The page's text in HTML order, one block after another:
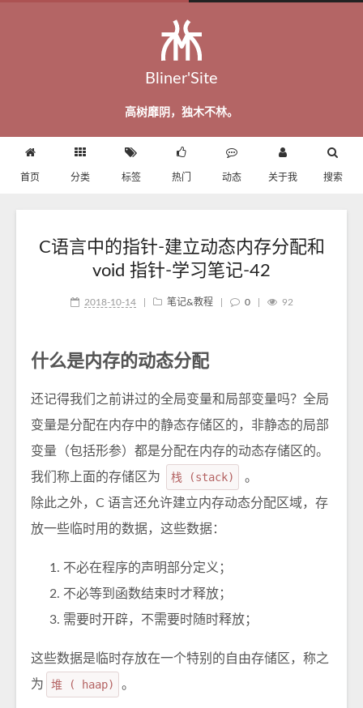
Bliner'Site
高树靡阴，独木不林。
首页 分类 标签 热门 动态 关于我 搜索
C语言中的指针-建立动态内存分配和
void 指针-学习笔记-42
2018-10-14 笔记&教程 0 92
什么是内存的动态分配
还记得我们之前讲过的全局变量和局部变量吗？全局
变量是分配在内存中的静态存储区的，非静态的局部
变量（包括形参）都是分配在内存的动态存储区的。
我们称上面的存储区为
栈 (stack)
。
除此之外，C 语言还允许建立内存动态分配区域，存
放一些临时用的数据，这些数据：
不必在程序的声明部分定义；
不必等到函数结束时才释放；
需要时开辟，不需要时随时释放；
这些数据是临时存放在一个特别的自由存储区，称之
为
堆 ( haap) 。